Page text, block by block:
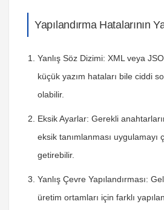
Yapılandırma Hatalarının
Yanlış Söz Dizimi: XML veya
küçük yazım hataları bile ciddi
olabilir.
Eksik Ayarlar: Gerekli
eksik tanımlanması uygulamayı
getirebilir.
Yanlış Çevre Yapılandırması:
üretim ortamları için farklı